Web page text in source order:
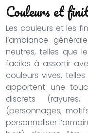
Couleurs et
Les couleurs et les
l’ambiance
neutres, telles que
faciles à assortir
couleurs vives,
apportent une
discrets
(personnages,
personnaliser